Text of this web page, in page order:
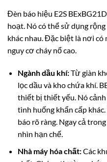
Đèn báo hiệu E2S
hoạt. Nó có thể sử dụng
khác nhau. Đặc biệt là nơi
nguy cơ cháy nổ cao.
Ngành dầu khí:Từ giàn
lọc dầu và kho chứa khí.
thiết bị thiết yếu. Nó cảnh
tình huống khẩn cấp
báo rõ ràng. Ngay cả
nhìn hạn chế.
Nhà máy hóa chất:Các